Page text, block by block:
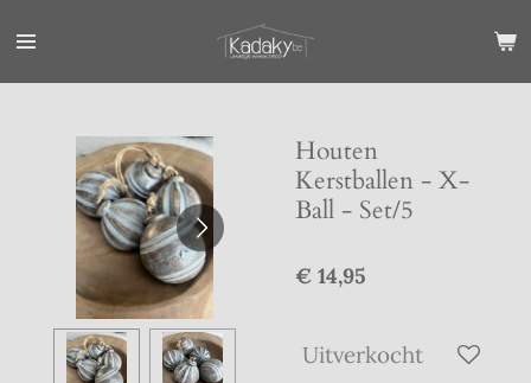
direct
Houten
Kerstballen - X-
Ball - Set/5
€ 14,95
Uitverkocht